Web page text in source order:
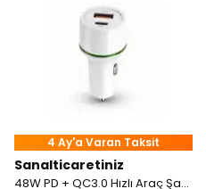
4 Ay'a Varan Taksit
Sanalticaretiniz
48W PD + QC3.0 Hızlı Araç Şarj Cihazı Çift Girişli Type-C & USB